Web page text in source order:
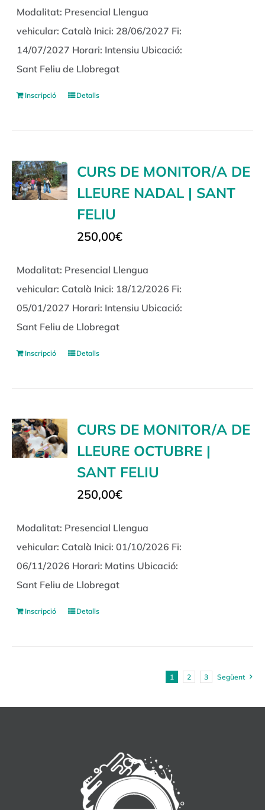
Modalitat: Presencial Llengua
vehicular: Català Inici: 28/06/2027 Fi:
14/07/2027 Horari: Intensiu Ubicació:
Sant Feliu de Llobregat
Inscripció Detalls
CURS DE MONITOR/A DE
LLEURE NADAL | SANT
FELIU
250,00€
Modalitat: Presencial Llengua
vehicular: Català Inici: 18/12/2026 Fi:
05/01/2027 Horari: Intensiu Ubicació:
Sant Feliu de Llobregat
Inscripció Detalls
CURS DE MONITOR/A DE
LLEURE OCTUBRE |
SANT FELIU
250,00€
Modalitat: Presencial Llengua
vehicular: Català Inici: 01/10/2026 Fi:
06/11/2026 Horari: Matins Ubicació:
Sant Feliu de Llobregat
Inscripció Detalls
1 2 3 Següent